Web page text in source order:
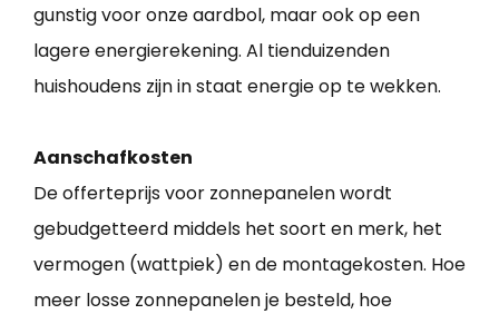
gunstig voor onze aardbol, maar ook op een
lagere energierekening. Al tienduizenden
huishoudens zijn in staat energie op te wekken.
Aanschafkosten
De offerteprijs voor zonnepanelen wordt
gebudgetteerd middels het soort en merk, het
vermogen (wattpiek) en de montagekosten. Hoe
meer losse zonnepanelen je besteld, hoe